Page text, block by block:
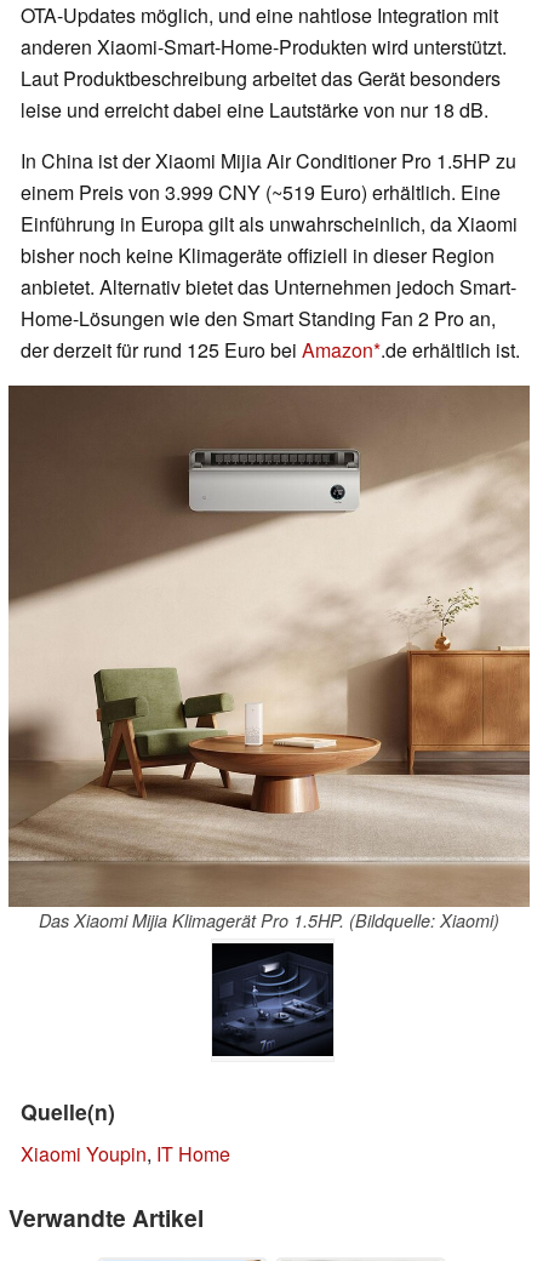
OTA-Updates möglich, und eine nahtlose Integration mit
anderen Xiaomi-Smart-Home-Produkten wird unterstützt.
Laut Produktbeschreibung arbeitet das Gerät besonders
leise und erreicht dabei eine Lautstärke von nur 18 dB.
In China ist der Xiaomi Mijia Air Conditioner Pro 1.5HP zu
einem Preis von 3.999 CNY (~519 Euro) erhältlich. Eine
Einführung in Europa gilt als unwahrscheinlich, da Xiaomi
bisher noch keine Klimageräte offiziell in dieser Region
anbietet. Alternativ bietet das Unternehmen jedoch Smart-
Home-Lösungen wie den Smart Standing Fan 2 Pro an,
der derzeit für rund 125 Euro bei Amazon .de erhältlich ist.
Das Xiaomi Mijia Klimagerät Pro 1.5HP. (Bildquelle: Xiaomi)
Quelle(n)
Xiaomi Youpin, IT Home
Verwandte Artikel